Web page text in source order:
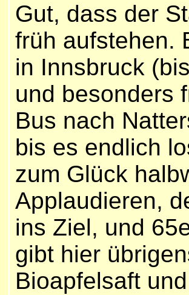
Gut, dass der
früh aufstehen.
in Innsbruck
und besonders
Bus nach
bis es endlich
zum Glück
Applaudieren,
ins Ziel, und
gibt hier
Bioapfelsaft